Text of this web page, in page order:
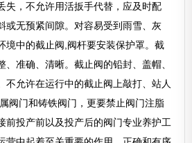
失，不允许用活扳手代替，应及时配
或无预紧间隙。对容易受到雨雪、灰
境中的截止阀,阀杆要安装保护罩。截
、准确、清晰。截止阀的铅封、盖帽、
不允许在运行中的截止阀上敲打、站人
阀门和铸铁阀门，更要禁止阀门注脂
前投产前以及投产后的阀门专业养护工